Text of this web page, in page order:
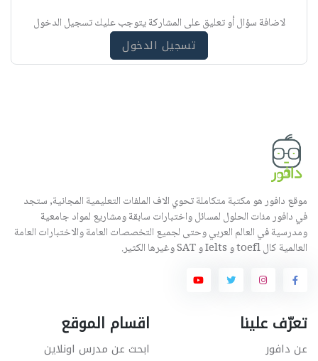
ي
لاضافة سؤال أو تعليق على المشاركة يتوجب عليك تسجيل الدخول
تسجيل الدخول
موقع دافور هو مكتبة متكاملة تحوي الاف الملفات التعليمية المجانية, ستجد
في دافور مئات الحلول لمسائل واختبارات سابقة ومشاريع لمواد جامعية
ومدرسية في العالم العربي وحتى لجميع التخصصات العامة والاختبارات العامة
العالمية كال toefl و Ielts و SAT وغيرها الكثير.
تعرّف علينا
عن دافور
اقسام الموقع
ابحث عن مدرس اونلاين